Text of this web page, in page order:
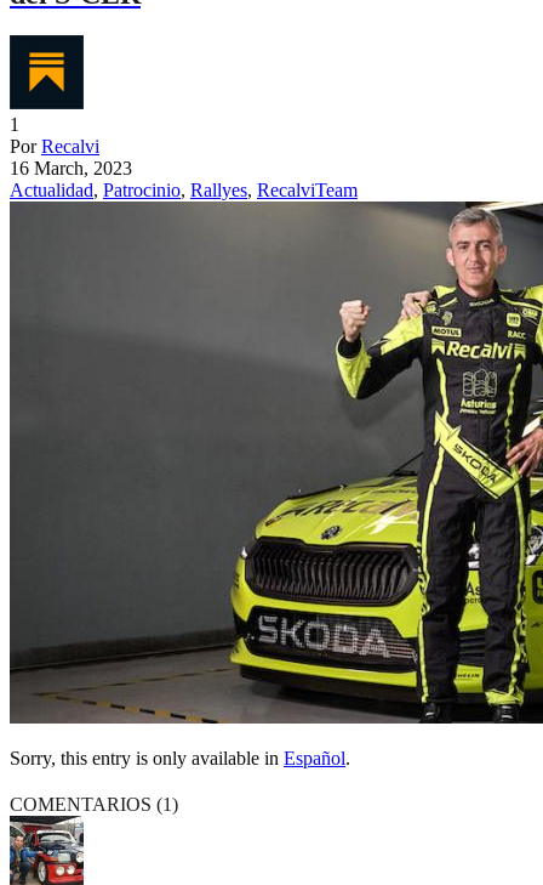
1
PorRecalvi
16 March, 2023
Actualidad, Patrocinio, Rallyes, RecalviTeam
Sorry, this entry is only available in Español.
COMENTARIOS (1)